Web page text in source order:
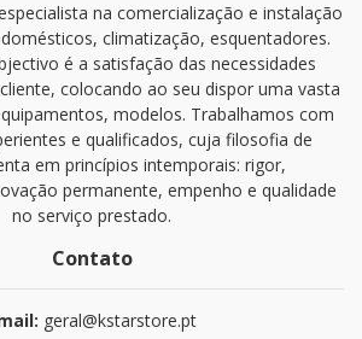
na comercialização e instalação
climatização, esquentadores.
é a satisfação das necessidades
colocando ao seu dispor uma vasta
modelos. Trabalhamos com
e qualificados, cuja filosofia de
em princípios intemporais: rigor,
permanente, empenho e qualidade
no serviço prestado.
Contato
geral@kstarstore.pt